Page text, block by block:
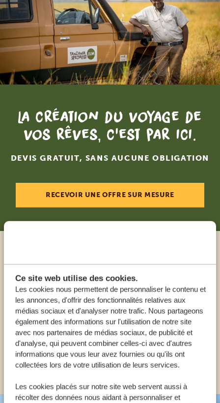
Ce site web utilise des cookies.
Les cookies nous permettent de personnaliser le contenu et
les annonces, d'offrir des fonctionnalités relatives aux
médias sociaux et d'analyser notre trafic. Nous partageons
également des informations sur l'utilisation de notre site
avec nos partenaires de médias sociaux, de publicité et
d'analyse, qui peuvent combiner celles-ci avec d'autres
informations que vous leur avez fournies ou qu'ils ont
collectées lors de votre utilisation de leurs services.
Les cookies placés sur notre site web servent aussi à
récolter des données nous aidant à personnaliser et
La création du voyage de
vos rêves, c'est par ici.
DEVIS GRATUIT, SANS AUCUNE OBLIGATION
RECEVOIR UNE OFFRE SUR MESURE
Appeler un expert
NOS SPÉCIALISTES SONT LÀ POUR VOUS
AIDER
FR:+33 257 28 0079
AUTRES PAYS